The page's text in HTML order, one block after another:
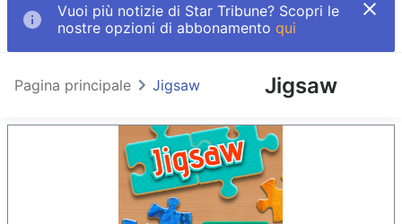
Vuoi più notizie di Star Tribune? Scopri le
nostre opzioni di abbonamento qui
Jigsaw
Pagina principale Jigsaw